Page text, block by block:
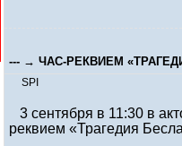
--- → ЧАС-РЕКВИЕМ
SPI
3 сентября в 11:30 в
реквием «Трагедия